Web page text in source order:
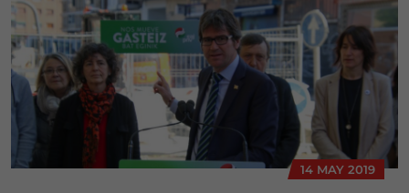
14 MAY 2019